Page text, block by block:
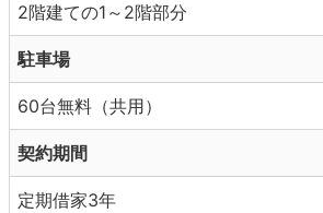
2階建ての1～2階部分
駐車場
60台無料（共用）
契約期間
定期借家3年